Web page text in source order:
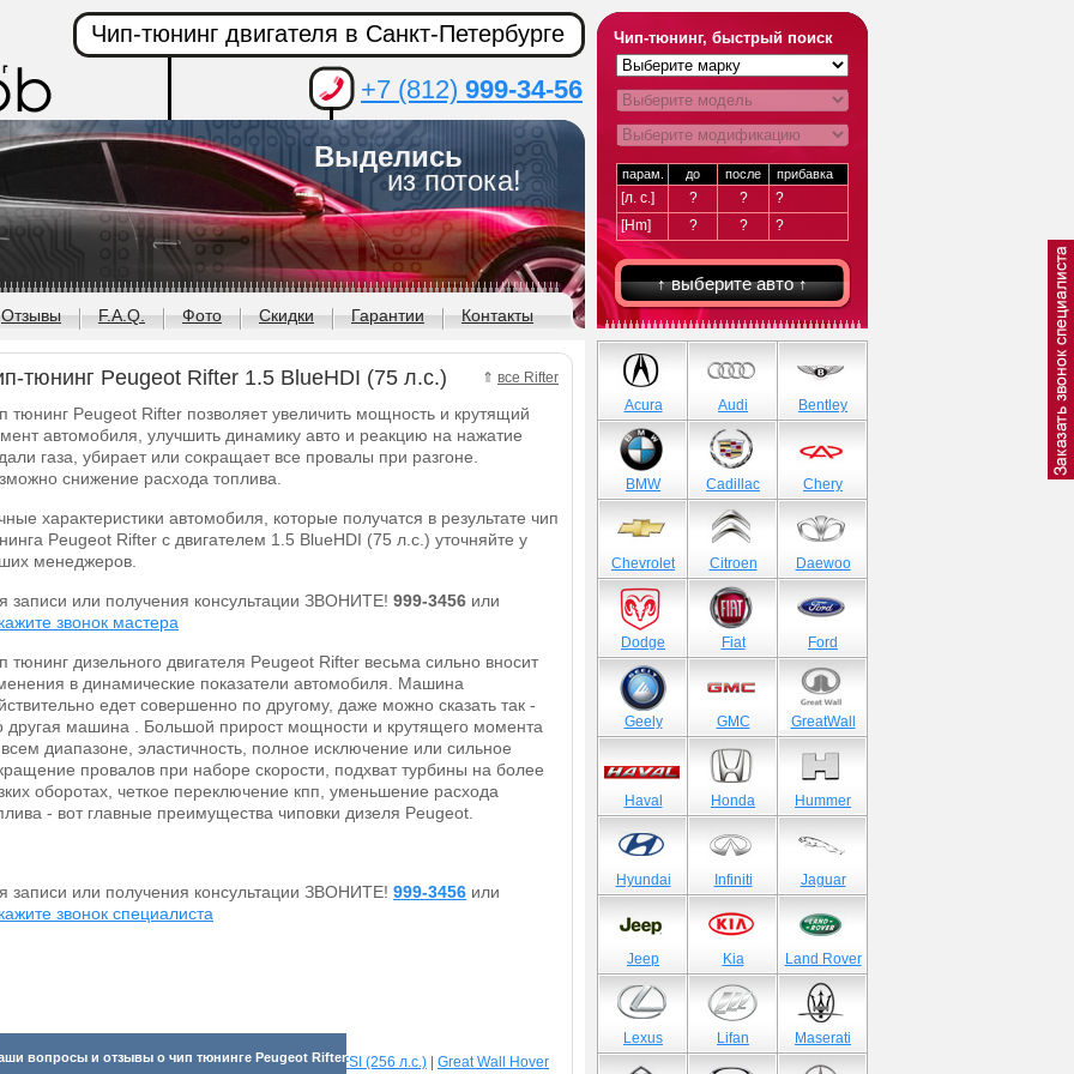
Выделись
из потока!
Чип-тюнинг, быстрый поиск
парам. до после прибавка
[л. с.] ? ?
?
[Hm]
? ? ?
↑ выберите авто ↑
Чип-тюнинг двигателя в Санкт-Петербурге
+7 (812) 999-34-56
Отзывы F.A.Q. Фото Скидки Гарантии Контакты
⇑ все Rifter
тюнинг Peugeot Rifter 1.5 BlueHDI (75 л.с.)
тюнинг Peugeot Rifter позволяет увеличить мощность и крутящий
автомобиля, улучшить динамику авто и реакцию на нажатие
газа, убирает или сокращает все провалы при разгоне.
снижение расхода топлива.
характеристики автомобиля, которые получатся в результате чип
Peugeot Rifter с двигателем 1.5 BlueHDI (75 л.с.) уточняйте у
менеджеров.
записи или получения консультации ЗВОНИТЕ! 999-3456 или
звонок мастера
тюнинг дизельного двигателя Peugeot Rifter весьма сильно вносит
в динамические показатели автомобиля. Машина
едет совершенно по другому, даже можно сказать так -
другая машина . Большой прирост мощности и крутящего момента
диапазоне, эластичность, полное исключение или сильное
провалов при наборе скорости, подхват турбины на более
оборотах, четкое переключение кпп, уменьшение расхода
- вот главные преимущества чиповки дизеля Peugeot.
записи или получения консультации ЗВОНИТЕ! 999-3456 или
звонок специалиста
вопросы и отзывы о чип тюнинге Peugeot Rifter
прибавки для разных машин: Audi A1 2.0 TFSI (256 л.с.)
Great Wall Hover
Acura Audi Bentley
BMW Cadillac Chery
Chevrolet Citroen Daewoo
Dodge Fiat Ford
Geely GMC GreatWall
Haval Honda Hummer
Hyundai Infiniti Jaguar
Jeep Kia Land Rover
Lexus Lifan Maserati